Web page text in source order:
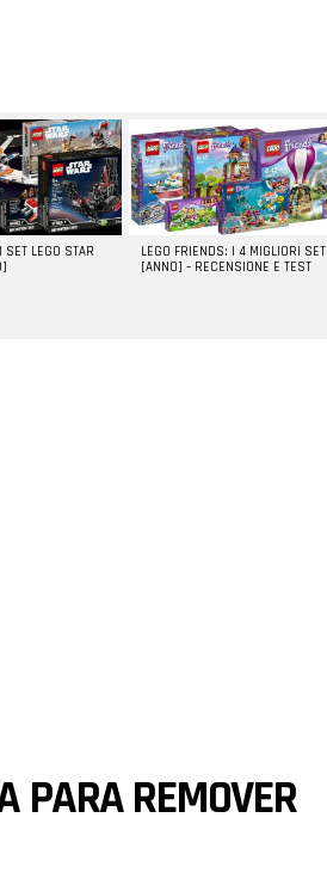
LEGO STAR
LEGO FRIENDS: I 4 MIGLIORI SET
[ANNO] – RECENSIONE E TEST
PARA REMOVER